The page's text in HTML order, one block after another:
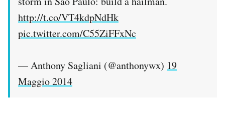
http://t.co/VT4kdpNdHk
pic.twitter.com/C55ZiFFxNc
— Anthony Sagliani (@anthonywx) 19
Maggio 2014